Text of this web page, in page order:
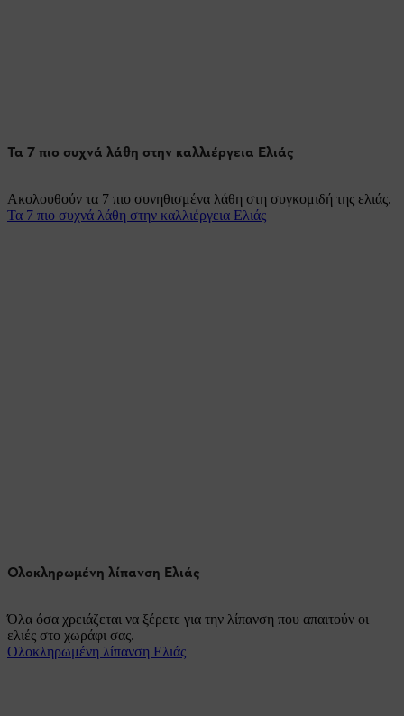
Τα 7 πιο συχνά λάθη στην καλλιέργεια Ελιάς
Ακολουθούν τα 7 πιο συνηθισμένα λάθη στη συγκομιδή της ελιάς.
Τα 7 πιο συχνά λάθη στην καλλιέργεια Ελιάς
Ολοκληρωμένη λίπανση Ελιάς
Όλα όσα χρειάζεται να ξέρετε για την λίπανση που απαιτούν οι
ελιές στο χωράφι σας.
Ολοκληρωμένη λίπανση Ελιάς